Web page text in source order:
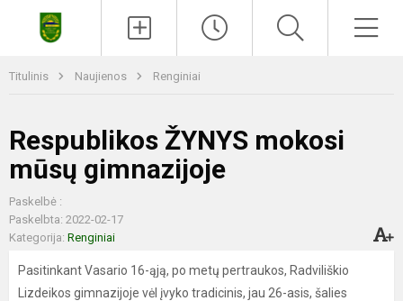
Titulinis Naujienos Renginiai
Respublikos ŽYNYS mokosi
mūsų gimnazijoje
Paskelbė :
Paskelbta: 2022-02-17
Kategorija: Renginiai
Pasitinkant Vasario 16-ąją, po metų pertraukos, Radviliškio
Lizdeikos gimnazijoje vėl įvyko tradicinis, jau 26-asis, šalies